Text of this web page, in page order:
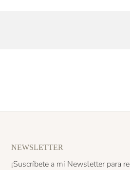
NEWSLETTER
¡Suscríbete a mi Newsletter para